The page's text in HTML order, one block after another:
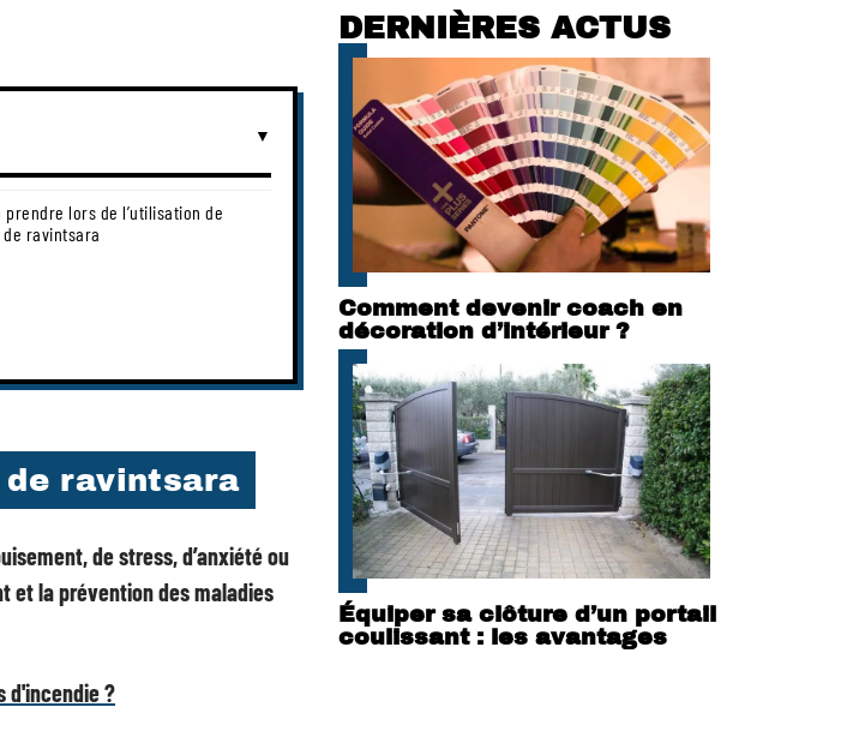
prendre lors de l’utilisation de
ravintsara
ravintsara
de stress, d’anxiété ou
et la prévention des maladies
d'incendie ?
DERNIÈRES ACTUS
Comment devenir coach en
décoration d’intérieur ?
Équiper sa clôture d’un portail
coulissant : les avantages